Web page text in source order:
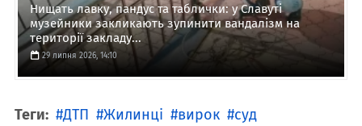
Нищать лавку, пандус та таблички: у Славуті
музейники закликають зупинити вандалізм на
території закладу...
29 липня 2026, 14:10
Теги: ДТП Жилинці вирок
суд